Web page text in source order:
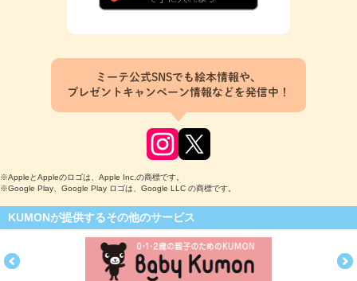
ミーテ公式SNSでも絵本情報や、
プレゼントキャンペーン情報などを発信中！
※AppleとAppleのロゴは、Apple Inc.の商標です。
※Google Play、Google Play ロゴは、Google LLC の商標です。
KUMONが提供するその他のサービス